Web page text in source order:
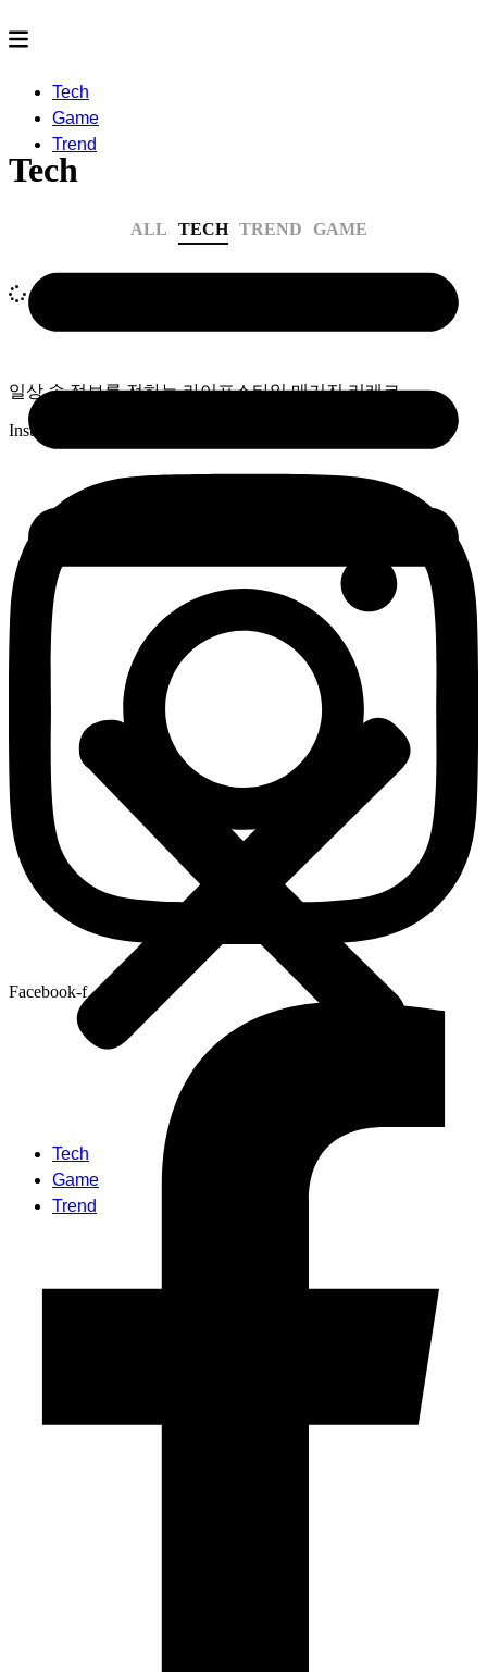
Tech
Game
Trend
Tech
Game
Trend
Tech
ALL TECH TREND GAME
일상 속 정보를 전하는 라이프스타일 매거진 리레코
Instagram
Facebook-f